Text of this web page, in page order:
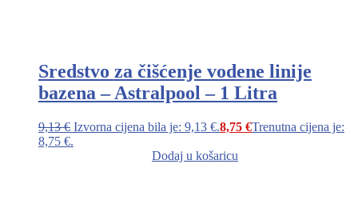
Sredstvo za čišćenje vodene linije
bazena – Astralpool – 1 Litra
9,13€ Izvorna cijena bila je: 9,13 €.8,75 €Trenutna cijena je:
8,75 €.
Dodaj u košaricu